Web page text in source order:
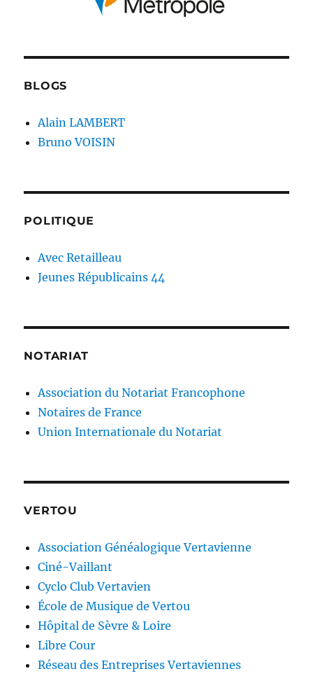
BLOGS
Alain LAMBERT
Bruno VOISIN
POLITIQUE
Avec Retailleau
Jeunes Républicains 44
NOTARIAT
Association du Notariat Francophone
Notaires de France
Union Internationale du Notariat
VERTOU
Association Généalogique Vertavienne
Ciné-Vaillant
Cyclo Club Vertavien
École de Musique de Vertou
Hôpital de Sèvre & Loire
Libre Cour
Réseau des Entreprises Vertaviennes